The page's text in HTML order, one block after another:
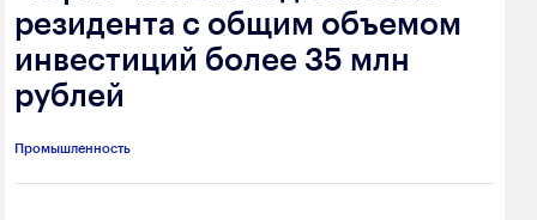
Найти
Угольная промышленность
Горно-металлургическая промышленность
Химическая промышленность
Электроэнергетика
Предприятия
Новости
промышленности
резидента с общим объемом
инвестиций более 35 млн
рублей
Промышленность